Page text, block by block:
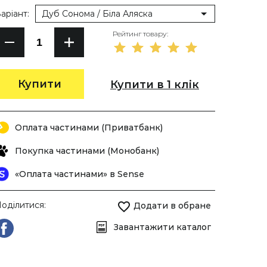
Купити
Дуб Сонома / Біла Аляска
Рейтинг товару:
Купити в 1 клік
Оплата частинами (Приватбанк)
Покупка частинами (Монобанк)
«Оплата частинами» в Sense
Додати в обране
Завантажити каталог